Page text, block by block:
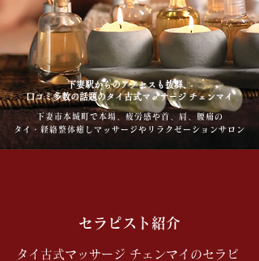
下妻駅からのアクセスも抜群、
口コミ多数の話題のタイ古式マッサージ チェンマイ
下妻市本城町で本場、疲労感や首、肩、腰痛の
タイ・経絡整体癒しマッサージやリラクゼーションサロン
セラピスト紹介
タイ古式マッサージ チェンマイのセラピ